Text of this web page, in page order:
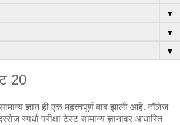
▼
▼
▼
20
ज्ञान ही एक महत्त्वपूर्ण बाब झाली आहे. नॉलेज
स्पर्धा परीक्षा टेस्ट सामान्य ज्ञानावर आधारित